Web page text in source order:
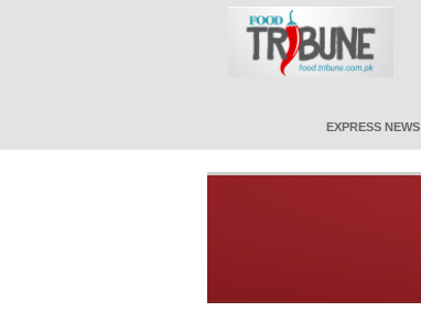
EXPRESS NEWS